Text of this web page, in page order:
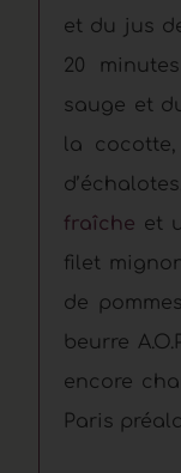
et du jus
20
sauge et
la
fraîche et
filet
de
beurre
encore
Paris